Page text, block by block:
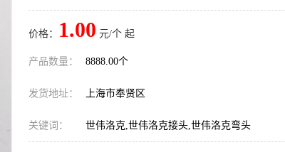
价格： 1.00 元/个 起
产品数量： 8888.00个
发货地址： 上海市奉贤区
关键词： 世伟洛克,世伟洛克接头,世伟洛克弯头